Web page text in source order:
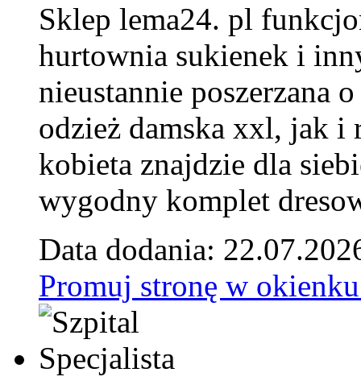
Sklep lema24. pl
hurtownia sukienek i
nieustannie poszerzana
odzież damska xxl, jak i
kobieta znajdzie dla
wygodny komplet
Data dodania:
Promuj stronę w